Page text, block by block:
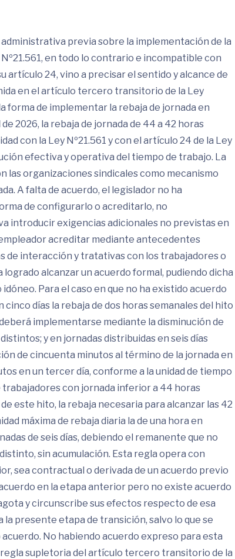
previa sobre la implementación de la
en todo lo contrario e incompatible con
artículo 24, vino a precisar el sentido y alcance de
en el artículo tercero transitorio de la Ley
forma de implementar la rebaja de jornada en
2026, la rebaja de jornada de 44 a 42 horas
con la Ley Nº21.561 y con el artículo 24 de la Ley
efectiva y operativa del tiempo de trabajo. La
las organizaciones sindicales como mecanismo
A falta de acuerdo, el legislador no ha
de configurarlo o acreditarlo, no
introducir exigencias adicionales no previstas en
acreditar mediante antecedentes
de interacción y tratativas con los trabajadores o
logrado alcanzar un acuerdo formal, pudiendo dicha
Para el caso en que no ha existido acuerdo
días la rebaja de dos horas semanales del hito
implementarse mediante la disminución de
y en jornadas distribuidas en seis días
de cincuenta minutos al término de la jornada en
en un tercer día, conforme a la unidad de tiempo
trabajadores con jornada inferior a 44 horas
este hito, la rebaja necesaria para alcanzar las 42
máxima de rebaja diaria la de una hora en
de seis días, debiendo el remanente que no
sin acumulación. Esta regla opera con
sea contractual o derivada de un acuerdo previo
en la etapa anterior pero no existe acuerdo
y circunscribe sus efectos respecto de esa
presente etapa de transición, salvo lo que se
No habiendo acuerdo expreso para esta
supletoria del artículo tercero transitorio de la